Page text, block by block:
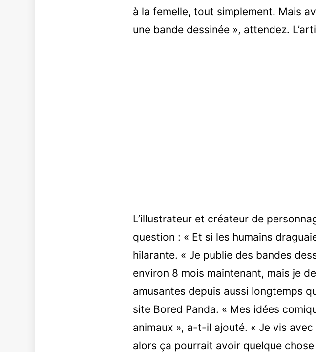
à la femelle, tout simplement. Mais
une bande dessinée », attendez.
L’illustrateur et créateur de
question : « Et si les humains
hilarante. « Je publie des bandes
environ 8 mois maintenant, mais je
amusantes depuis aussi longtemps
site Bored Panda. « Mes idées
animaux », a-t-il ajouté. « Je vis
alors ça pourrait avoir quelque